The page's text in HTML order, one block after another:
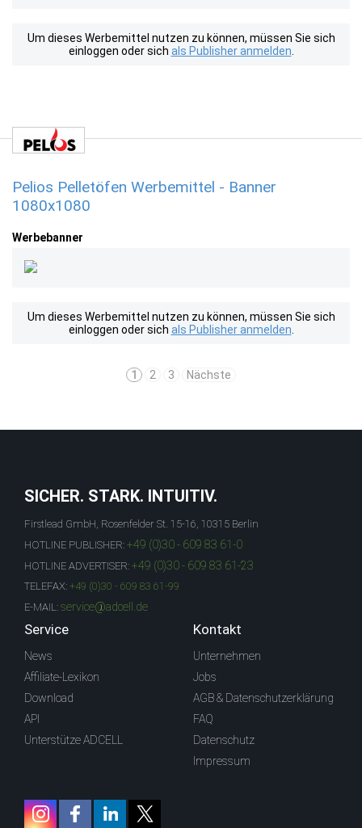
Um dieses Werbemittel nutzen zu können, müssen Sie sich
einloggen oder sich als Publisher anmelden
Pelios Pelletöfen Werbemittel - Banner
1080x1080
Werbebanner
Um dieses Werbemittel nutzen zu können, müssen Sie sich
einloggen oder sich als Publisher anmelden
1 2 3 Nächste
SICHER. STARK. INTUITIV.
Firstlead GmbH, Rosenfelder St. 15-16, 10315 Berlin
HOTLINE PUBLISHER: +49 (0)30 - 609 83 61-0
HOTLINE ADVERTISER: +49 (0)30 - 609 83 61-23
TELEFAX: +49 (0)30 - 609 83 61-99
E-MAIL: service@adcell.de
Service
News
Affiliate-Lexikon
Download
API
Unterstütze ADCELL
Kontakt
Unternehmen
Jobs
AGB & Datenschutzerklärung
FAQ
Datenschutz
Impressum